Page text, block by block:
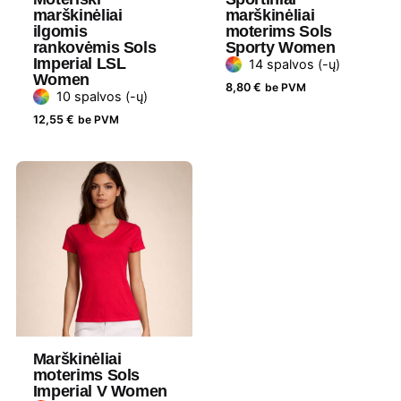
Medžiaga 100 % ekologiška šukuota medvilnė
Gramatūra /
Talpa
155 g/m²
Lytis Unisex
marškinėliai
ilgomis
rankovėmis Sols
Imperial LSL
Women
10 spalvos (-ų)
12,55 € be PVM
marškinėliai
moterims Sols
Sporty Women
14 spalvos (-ų)
8,80 € be PVM
Marškinėliai
moterims Sols
Imperial V Women